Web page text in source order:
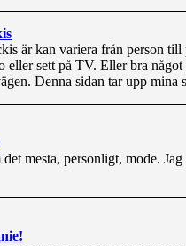
är kan variera från person
eller sett på TV. Eller bra
Denna sidan tar upp mina
mesta, personligt, mode.